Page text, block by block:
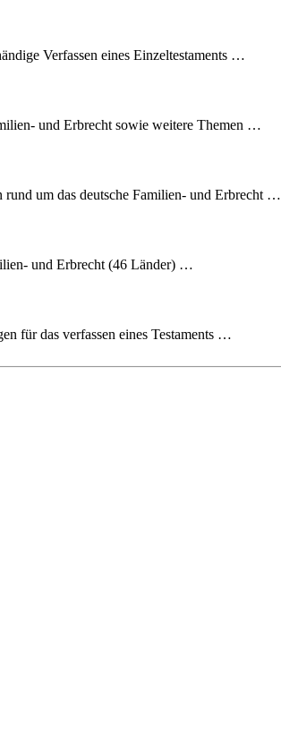
Verfassen eines Einzeltestaments …
und Erbrecht sowie weitere Themen …
rund um das deutsche Familien- und Erbrecht …
und Erbrecht (46 Länder) …
für das verfassen eines Testaments …